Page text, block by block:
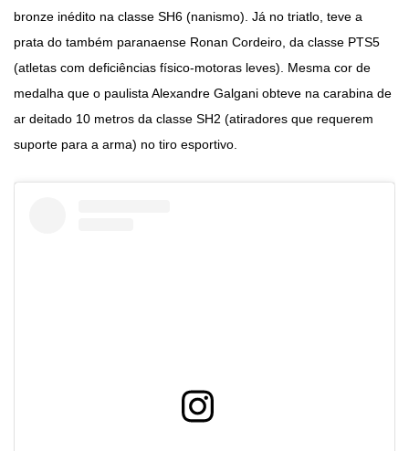
bronze inédito na classe SH6 (nanismo). Já no triatlo, teve a
prata do também paranaense Ronan Cordeiro, da classe PTS5
(atletas com deficiências físico-motoras leves). Mesma cor de
medalha que o paulista Alexandre Galgani obteve na carabina de
ar deitado 10 metros da classe SH2 (atiradores que requerem
suporte para a arma) no tiro esportivo.